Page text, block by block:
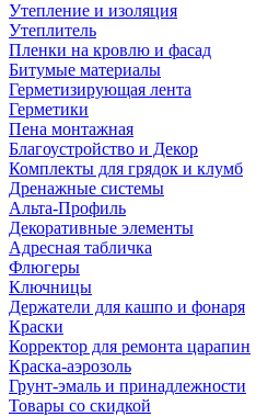
Утепление и изоляция
Утеплитель
Пленки на кровлю и фасад
Битумые материалы
Герметизирующая лента
Герметики
Пена монтажная
Благоустройство и Декор
Комплекты для грядок и клумб
Дренажные системы
Альта-Профиль
Декоративные элементы
Адресная табличка
Флюгеры
Ключницы
Держатели для кашпо и фонаря
Краски
Корректор для ремонта царапин
Краска-аэрозоль
Грунт-эмаль и принадлежности
Товары со скидкой